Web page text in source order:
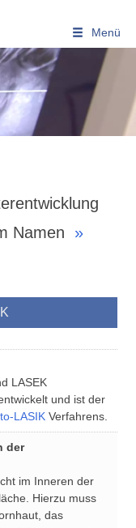
Namen
»
LASEK
und ist der
LASIK Verfahrens.
der
im Inneren der
Hierzu muss
das